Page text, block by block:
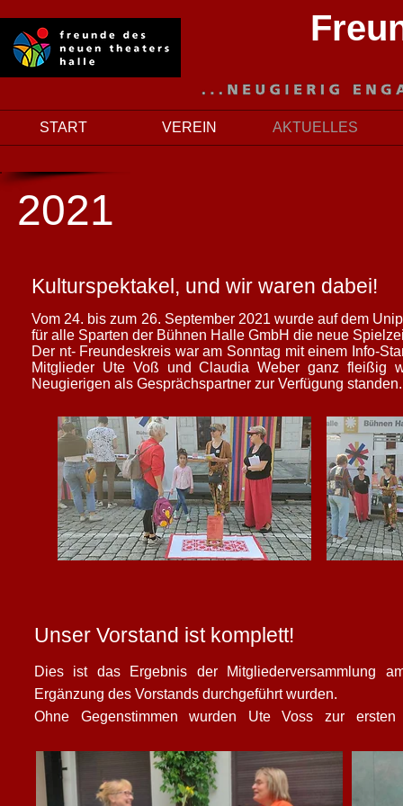
START VEREIN AKTUELLES
2021
Kulturspektakel, und wir waren dabei!
Vom 24. bis zum 26. September 2021 wurde auf dem
für alle Sparten der Bühnen Halle GmbH die neue
Der nt- Freundeskreis war am Sonntag mit einem Info-
Mitglieder Ute Voß und Claudia Weber ganz
Neugierigen als Gesprächspartner zur Verfügung standen.
Unser Vorstand ist komplett!
Dies ist das Ergebnis der Mitgliederversammlung
Ergänzung des Vorstands durchgeführt wurden.
Ohne Gegenstimmen wurden Ute Voss zur
Schatzmeisterin sein. Till Schmidt und Stefan Ullrich
nun als weitere Mitglieder unseren Vorstand.